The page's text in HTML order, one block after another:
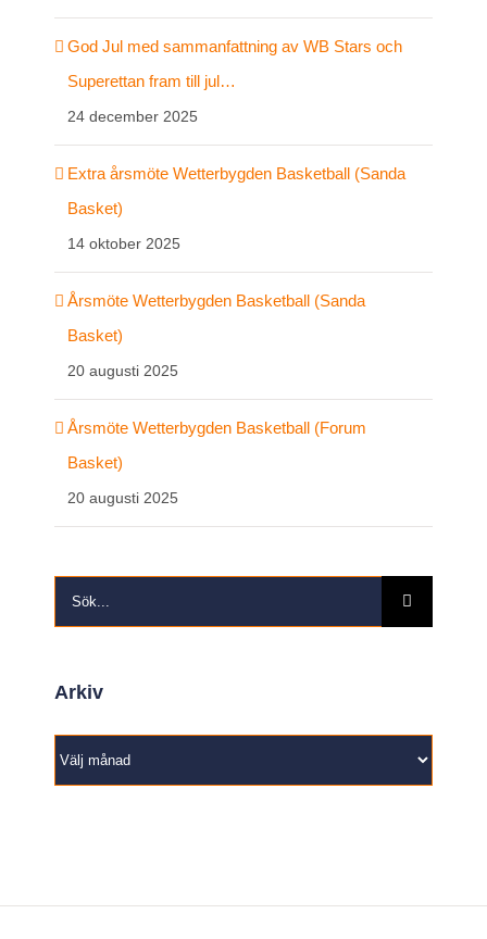
God Jul med sammanfattning av WB Stars och
Superettan fram till jul…
24 december 2025
Extra årsmöte Wetterbygden Basketball (Sanda
Basket)
14 oktober 2025
Årsmöte Wetterbygden Basketball (Sanda
Basket)
20 augusti 2025
Årsmöte Wetterbygden Basketball (Forum
Basket)
20 augusti 2025
Sök
efter:
Arkiv
Arkiv